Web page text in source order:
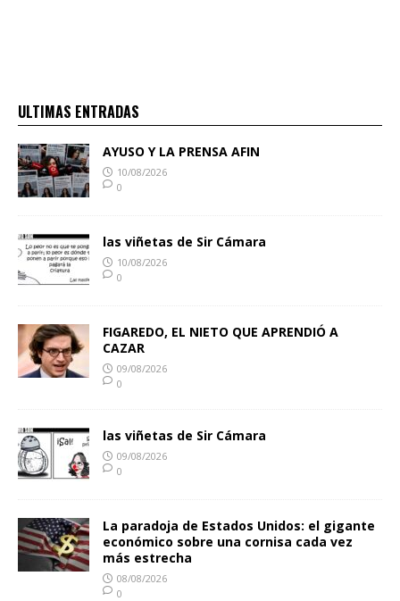
ULTIMAS ENTRADAS
AYUSO Y LA PRENSA AFIN
10/08/2026
0
las viñetas de Sir Cámara
10/08/2026
0
FIGAREDO, EL NIETO QUE APRENDIÓ A
CAZAR
09/08/2026
0
las viñetas de Sir Cámara
09/08/2026
0
La paradoja de Estados Unidos: el gigante
económico sobre una cornisa cada vez
más estrecha
08/08/2026
0